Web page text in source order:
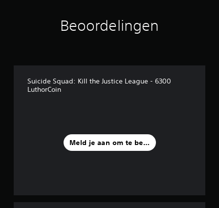
Beoordelingen
Suicide Squad: Kill the Justice League - 6300
LuthorCoin
Meld je aan om te beoordelen